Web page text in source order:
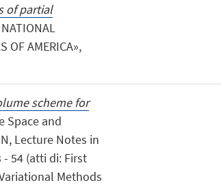
of partial
OF AMERICA»,
scheme for
Space and
Lecture Notes in
- 54 (atti di: First
Methods